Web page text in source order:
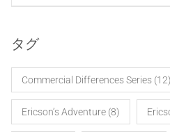
タグ
Commercial Differences Series(12)
Ericson’s Adventure(8)